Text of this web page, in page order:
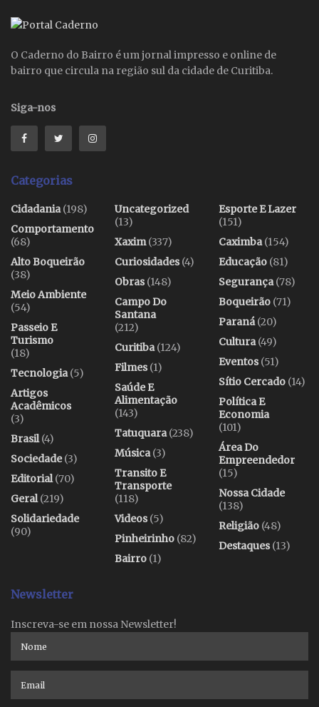
O Caderno do Bairro é um jornal impresso e online de
bairro que circula na região sul da cidade de Curitiba.
Siga-nos
Categorias
Cidadania(198)
Comportamento
(68)
Alto Boqueirão
(38)
Meio Ambiente
(54)
Passeio E
Turismo
(18)
Tecnologia(5)
Artigos
Acadêmicos
(3)
Brasil(4)
Sociedade(3)
Editorial(70)
Geral(219)
Solidariedade
(90)
Uncategorized
(13)
Xaxim(337)
Curiosidades(4)
Obras(148)
Campo Do
Santana
(212)
Curitiba(124)
Filmes(1)
Saúde E
Alimentação
(143)
Tatuquara(238)
Música(3)
Transito E
Transporte
(118)
Videos(5)
Pinheirinho (82)
Bairro (1)
Esporte E Lazer
(151)
Caximba(154)
Educação (81)
Segurança(78)
Boqueirão (71)
Paraná(20)
Cultura(49)
Eventos(51)
Sítio Cercado (14)
Política E
Economia
(101)
Área Do
Empreendedor
(15)
Nossa Cidade
(138)
Religião (48)
Destaques(13)
Newsletter
Inscreva-se em nossa Newsletter!